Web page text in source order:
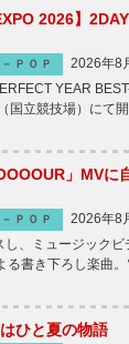
2026】
－ＰＯＰ
2026年8
YEAR BEST-
国立競技場）にて
」MVに
－ＰＯＰ
2026年8
、ミュージックビ
書き下ろし楽曲。
ひと夏の物語